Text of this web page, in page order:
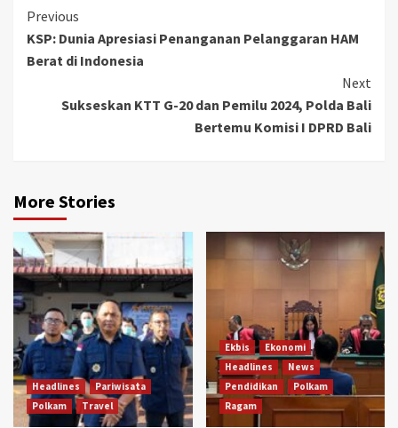
Continue
Reading
Previous
KSP: Dunia Apresiasi Penanganan Pelanggaran HAM
Berat di Indonesia
Next
Sukseskan KTT G-20 dan Pemilu 2024, Polda Bali
Bertemu Komisi I DPRD Bali
More Stories
Headlines
Pariwisata
Polkam
Travel
Ekbis
Ekonomi
Headlines
News
Pendidikan
Polkam
Ragam